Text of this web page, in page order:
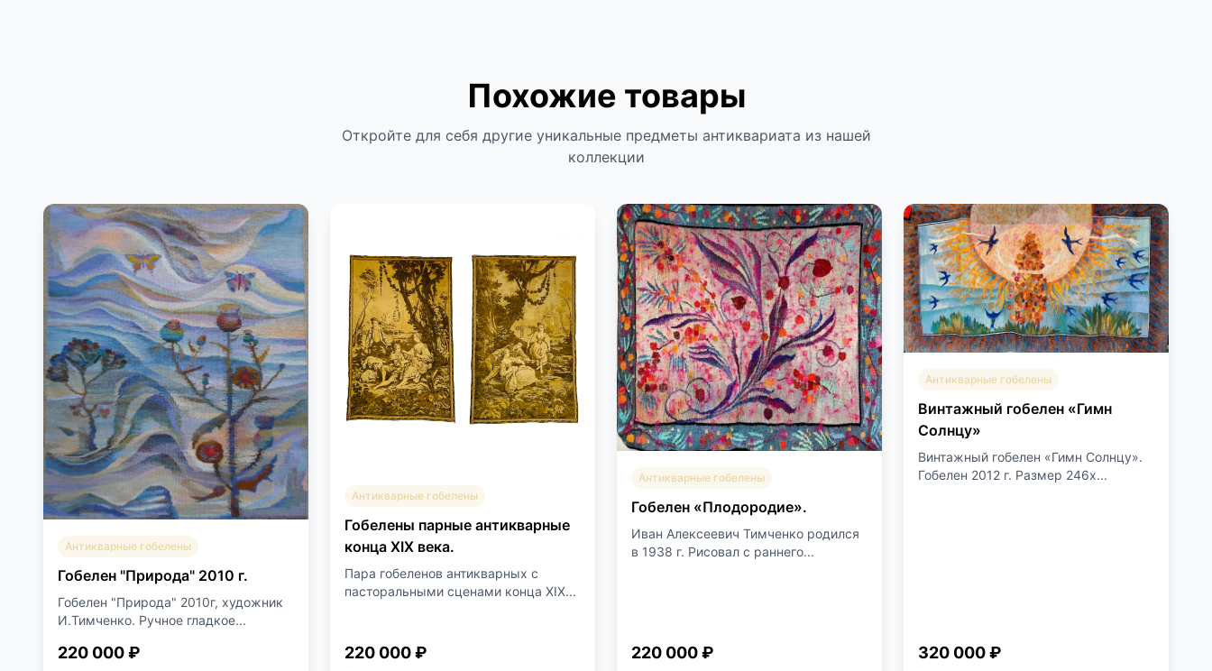
Похожие товары
Откройте для себя другие уникальные предметы антиквариата из нашей
коллекции
Антикварные гобелены
Гобелен "Природа" 2010 г.
Гобелен "Природа" 2010г, художник
И.Тимченко. Ручное гладкое...
220 000 ₽
Антикварные гобелены
Гобелены парные антикварные
конца XIX века.
Пара гобеленов антикварных с
пасторальными сценами конца XIX...
220 000 ₽
Антикварные гобелены
Гобелен «Плодородие».
Иван Алексеевич Тимченко родился
в 1938 г. Рисовал с раннего...
220 000 ₽
Антикварные гобелены
Винтажный гобелен «Гимн
Солнцу»
Винтажный гобелен «Гимн Солнцу».
Гобелен 2012 г. Размер 246х...
320 000 ₽